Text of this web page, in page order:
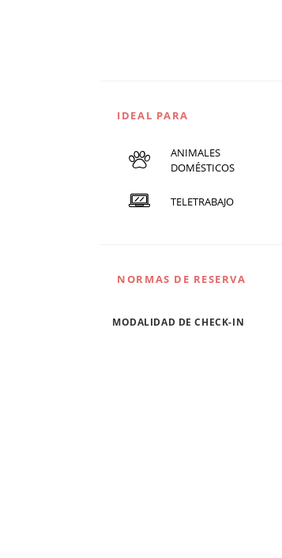
IDEAL PARA
ANIMALES
DOMÉSTICOS
TELETRABAJO
NORMAS DE RESERVA
MODALIDAD DE CHECK-IN